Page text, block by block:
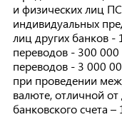
и физических лиц
индивидуальных
лиц других банков
переводов - 300
переводов - 3 000
при проведении
валюте, отличной
банковского счета